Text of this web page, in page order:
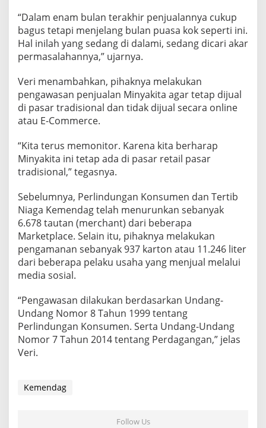
A
G
A
N
A
L
A
M
E
Y
A
B
N
Y
A
“Dalam enam bulan terakhir penjualannya cukup
bagus tetapi menjelang bulan puasa kok seperti ini.
Hal inilah yang sedang di dalami, sedang dicari akar
permasalahannya,” ujarnya.
Veri menambahkan, pihaknya melakukan
pengawasan penjualan Minyakita agar tetap dijual
di pasar tradisional dan tidak dijual secara online
atau E-Commerce.
“Kita terus memonitor. Karena kita berharap
Minyakita ini tetap ada di pasar retail pasar
tradisional,” tegasnya.
Sebelumnya, Perlindungan Konsumen dan Tertib
Niaga Kemendag telah menurunkan sebanyak
6.678 tautan (merchant) dari beberapa
Marketplace. Selain itu, pihaknya melakukan
pengamanan sebanyak 937 karton atau 11.246 liter
dari beberapa pelaku usaha yang menjual melalui
media sosial.
“Pengawasan dilakukan berdasarkan Undang-
Undang Nomor 8 Tahun 1999 tentang
Perlindungan Konsumen. Serta Undang-Undang
Nomor 7 Tahun 2014 tentang Perdagangan,” jelas
Veri.
Kemendag
Follow Us